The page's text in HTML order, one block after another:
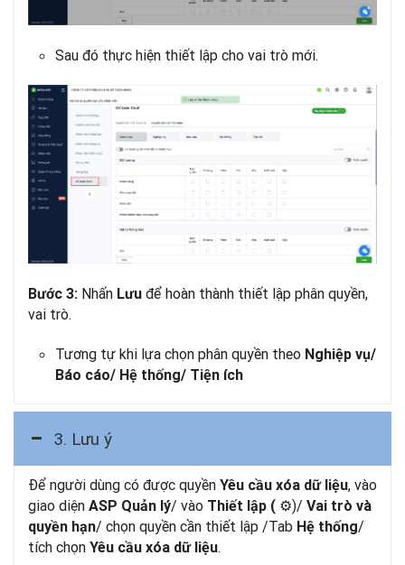
Sau đó thực hiện thiết lập cho vai trò mới.
Bước 3: Nhấn Lưu để hoàn thành thiết lập phân quyền,
vai trò.
Tương tự khi lựa chọn phân quyền theo Nghiệp vụ/
Báo cáo/ Hệ thống/ Tiện ích
3. Lưu ý
Để người dùng có được quyền Yêu cầu xóa dữ liệu, vào
giao diện ASP Quản lý/ vào Thiết lập ( ⚙)/ Vai trò và
quyền hạn/ chọn quyền cần thiết lập /Tab Hệ thống/
tích chọn Yêu cầu xóa dữ liệu.